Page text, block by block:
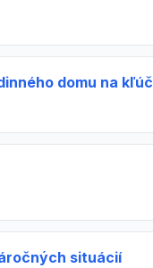
domu na kľúč
situácií